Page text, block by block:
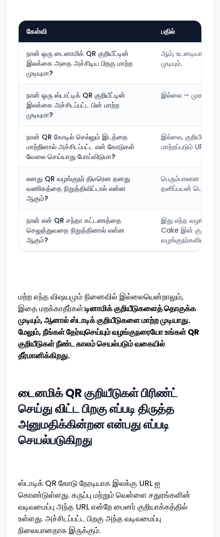
கேள்வி பதில்
நான் ஒரு டைனாமிக் QR குறியீட்டின்
இலக்கை அதை அச்சிடிய பிறகு மாற்ற
முடியுமா?
ஆம், உடனடியாக,
முடியும்.
நான் ஒரு ஸ்டாட்டிக் QR குறியீட்டின்
இலக்கை அச்சிடப்பட்ட பின் மாற்ற
முடியுமா?
இல்லை — முகவரி
நான் QR கோடில் செல்லும் இடத்தை
மாற்றினால் அச்சிடப்பட்ட என் கோடுகள்
வேலை செய்யாது போய்விடுமா?
இல்லை, குறியீடுகள்
மாற்றப்படும் URL
எனது QR வழங்குநர் திடீரென தனது
வணிகத்தை நிறுத்திவிட்டால் என்ன
ஆகும்?
பெரும்பாலான
தனிப்பயன்
நான் என் QR சந்தா கட்டணத்தை
செலுத்துவதை நிறுத்தினால் என்ன
ஆகும்?
இது எந்த
Cake இன்
வழங்குநர்களின்
மற்ற எந்த விஷயமும் நினைவில் இல்லையென்றாலும்,
இதை மறக்காதீர்கள்:டினாமிக் குறியீடுகளைத் தொகுக்க
முடியும், ஆனால் ஸ்டாடிக் குறியீடுகளை மாற்ற முடியாது.
மேலும், நீங்கள் தேர்வுசெய்யும் வழங்குநரையோ உங்கள் QR
குறியீடுகள் நீண்ட காலம் செயல்படும் வகையில்
தீர்மானிக்கிறது.
டைனமிக் QR குறியீடுகள் பிரிண்ட்
செய்து விட்ட பிறகு எப்படி திருத்த
அனுமதிக்கின்றன என்பது எப்படி
செயல்படுகிறது
ஸ்டாடிக் QR கோடு நேரடியாக இலக்கு URL ஐ
கொண்டுள்ளது. கருப்பு மற்றும் வெள்ளை சதுரங்களின்
வடிவமைப்பு அந்த URL என்றே பைனர் குறியாக்கத்தில்
உள்ளது. அச்சிடப்பட்ட பிறகு அந்த வடிவமைப்பு
நிலையானதாக இருக்கும்.